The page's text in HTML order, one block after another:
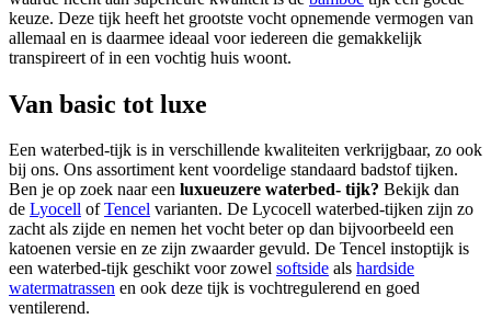
keuze. Deze tijk heeft het grootste vocht opnemende vermogen van
allemaal en is daarmee ideaal voor iedereen die gemakkelijk
transpireert of in een vochtig huis woont.
Van basic tot luxe
Een waterbed-tijk is in verschillende kwaliteiten verkrijgbaar, zo ook
bij ons. Ons assortiment kent voordelige standaard badstof tijken.
Ben je op zoek naar een luxueuzere waterbed- tijk? Bekijk dan
de Lyocell ofTencel varianten. De Lycocell waterbed-tijken zijn zo
zacht als zijde en nemen het vocht beter op dan bijvoorbeeld een
katoenen versie en ze zijn zwaarder gevuld. De Tencel instoptijk is
een waterbed-tijk geschikt voor zowel softside als hardside
watermatrassen en ook deze tijk is vochtregulerend en goed
ventilerend.